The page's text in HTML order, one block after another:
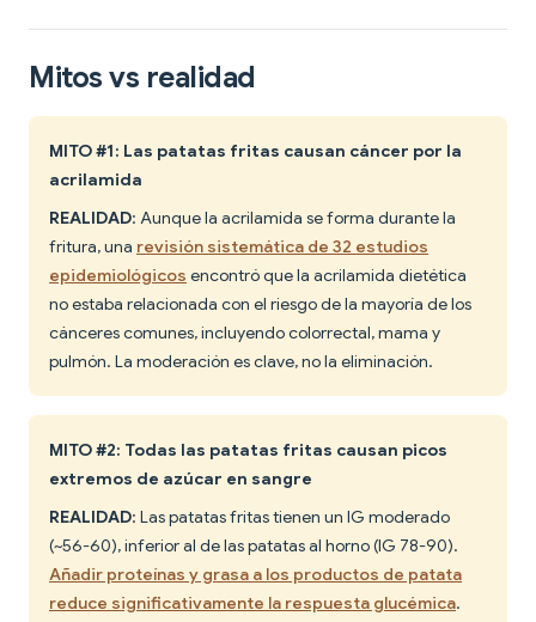
Mitos vs realidad
MITO #1: Las patatas fritas causan cáncer por la
acrilamida
REALIDAD: Aunque la acrilamida se forma durante la
fritura, una revisión sistemática de 32 estudios
epidemiológicos encontró que la acrilamida dietética
no estaba relacionada con el riesgo de la mayoría de los
cánceres comunes, incluyendo colorrectal, mama y
pulmón. La moderación es clave, no la eliminación.
MITO #2: Todas las patatas fritas causan picos
extremos de azúcar en sangre
REALIDAD: Las patatas fritas tienen un IG moderado
(~56-60), inferior al de las patatas al horno (IG 78-90).
Añadir proteínas y grasa a los productos de patata
reduce significativamente la respuesta glucémica.